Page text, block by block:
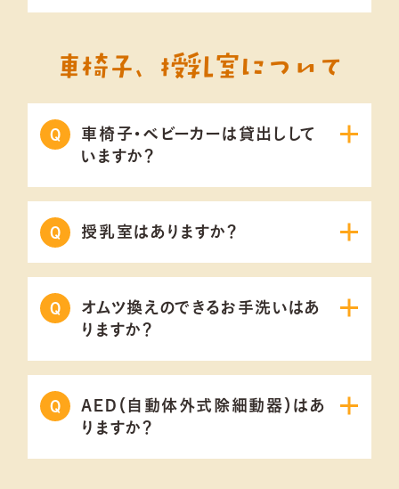
車椅子、授乳室について
車椅子・ベビーカーは貸出しして
いますか？
授乳室はありますか？
オムツ換えのできるお手洗いはあ
りますか？
AED（自動体外式除細動器）はあ
りますか？